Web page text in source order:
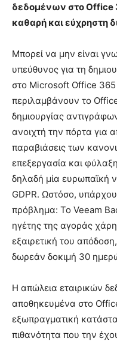
δεδομένων στο Office
καθαρή και εύχρηστη
Μπορεί να μην είναι
υπεύθυνος για τη
στο Microsoft Office 365
περιλαμβάνουν το
δημιουργίας
ανοιχτή την πόρτα για
παραβιάσεις των
επεξεργασία και
δηλαδή μία ευρωπαϊκή
GDPR. Ωστόσο,
πρόβλημα: Το Veeam
ηγέτης της αγοράς
εξαιρετική του
δωρεάν δοκιμή 30
Η απώλεια εταιρικών
αποθηκευμένα στο
εξωπραγματική
πιθανότητα που την